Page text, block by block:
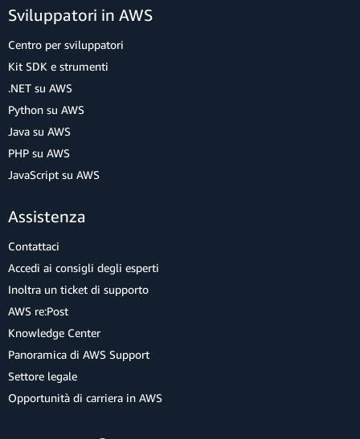
Sviluppatori in AWS
Centro per sviluppatori
Kit SDK e strumenti
.NET su AWS
Python su AWS
Java su AWS
PHP su AWS
JavaScript su AWS
Assistenza
Contattaci
Accedi ai consigli degli esperti
Inoltra un ticket di supporto
AWS re:Post
Knowledge Center
Panoramica di AWS Support
Settore legale
Opportunità di carriera in AWS